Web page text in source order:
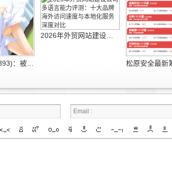
松原安全(300893)：被动安全持续进阶 供应链垂直整合盈利韧性凸显
2026年外贸网站建设公司多语言能力评测：十大品牌海外访问速度与本地化服务深度对比